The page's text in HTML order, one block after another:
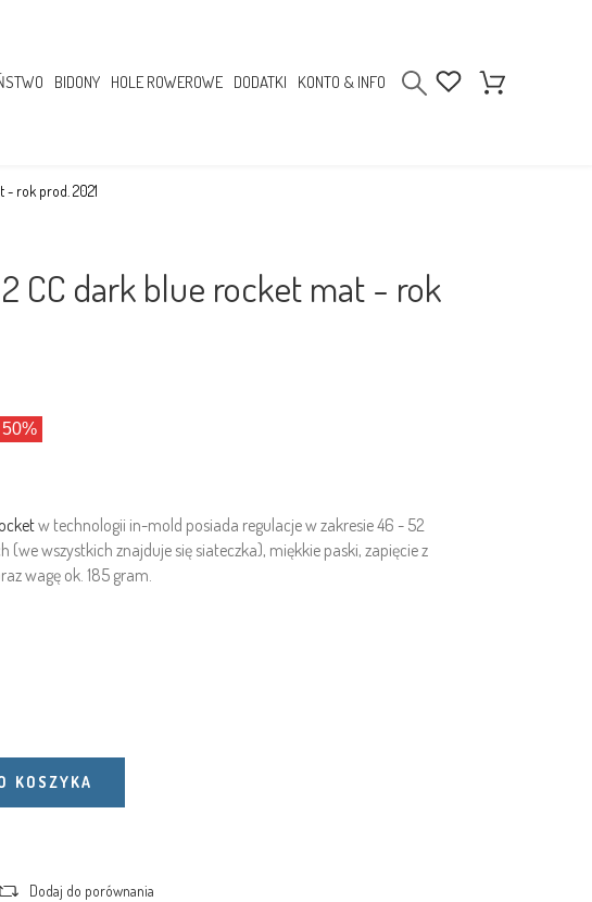
BIDONY HOLE ROWEROWE DODATKI KONTO & INFO
- rok prod. 2021
CC dark blue rocket mat - rok
w technologii in-mold posiada regulacje w zakresie 46 - 52
wszystkich znajduje się siateczka), miękkie paski, zapięcie z
wagę ok. 185 gram.
KOSZYKA
Dodaj do porównania